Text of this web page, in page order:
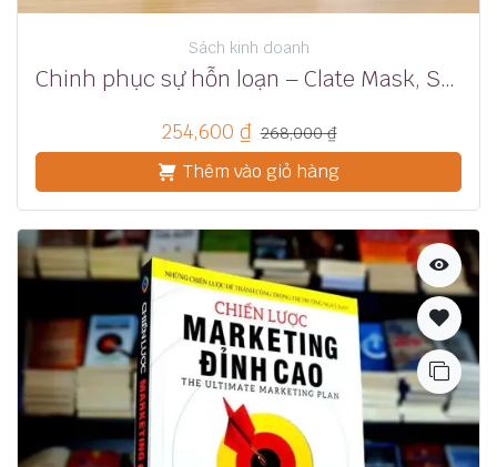
Sách kinh doanh
Chinh phục sự hỗn loạn – Clate Mask, Scott Martineau
254,600 ₫ 268,000₫
Thêm vào giỏ hàng